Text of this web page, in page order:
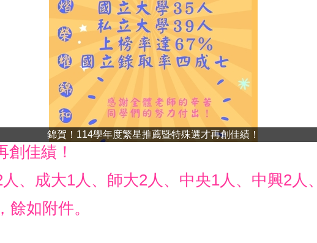
錦賀！114學年度繁星推薦暨特殊選才再創佳績！
佳績！
、成大1人、師大2人、中央1人、中興2人
如附件。